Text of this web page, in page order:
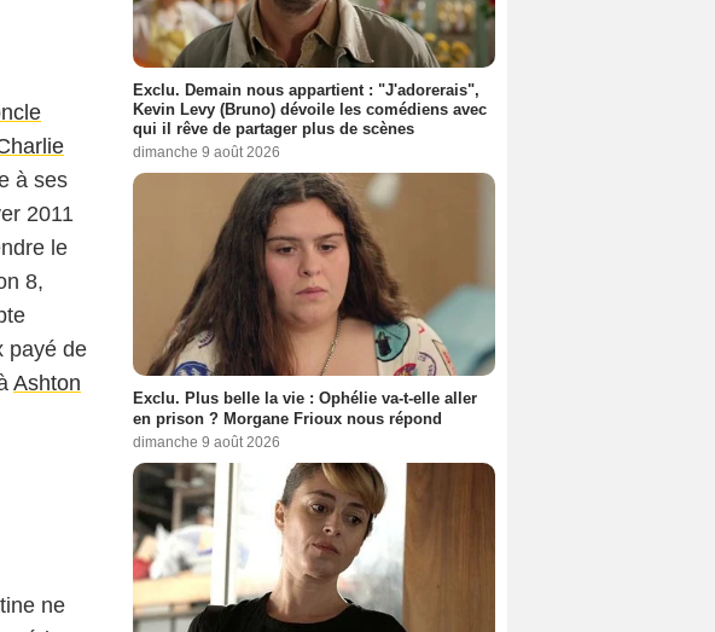
à ses
2011
le
8,
payé de
Ashton
ne
Exclu. Demain nous appartient : "J'adorerais",
Kevin Levy (Bruno) dévoile les comédiens avec
qui il rêve de partager plus de scènes
dimanche 9 août 2026
Exclu. Plus belle la vie : Ophélie va-t-elle aller
en prison ? Morgane Frioux nous répond
dimanche 9 août 2026